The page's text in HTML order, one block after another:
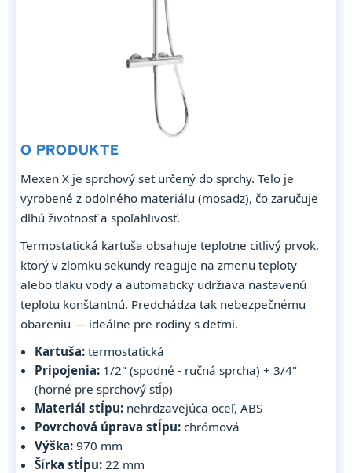
O PRODUKTE
Mexen X je sprchový set určený do sprchy. Telo je
vyrobené z odolného materiálu (mosadz), čo zaručuje
dlhú životnosť a spoľahlivosť.
Termostatická kartuša obsahuje teplotne citlivý prvok,
ktorý v zlomku sekundy reaguje na zmenu teploty
alebo tlaku vody a automaticky udržiava nastavenú
teplotu konštantnú. Predchádza tak nebezpečnému
obareniu — ideálne pre rodiny s deťmi.
Kartuša: termostatická
Pripojenia: 1/2" (spodné - ručná sprcha) + 3/4"
(horné pre sprchový stĺp)
Materiál stĺpu: nehrdzavejúca oceľ, ABS
Povrchová úprava stĺpu: chrómová
Výška: 970 mm
Šírka stĺpu: 22 mm